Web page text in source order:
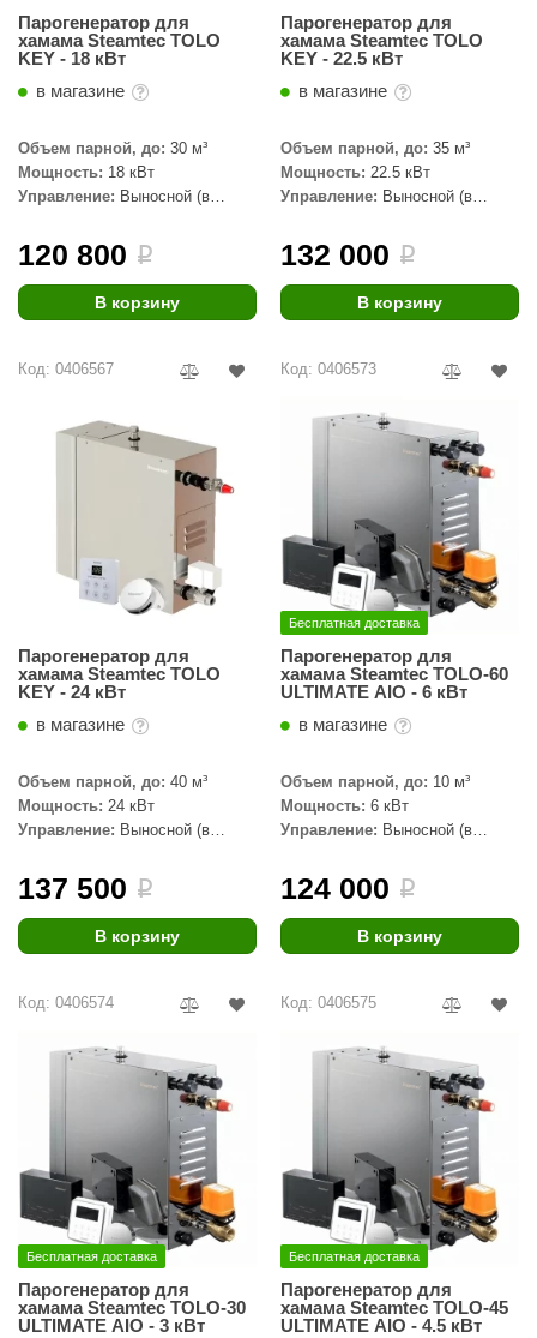
камень
ecology
Design
Snow
Парогенератор для
хамама Steamtec TOLO
KEY - 18 кВт
в магазине
Объем парной, до: 30 м³
Мощность: 18 кВт
Управление: Выносной (в
120 800 i
В корзину
Парогенератор для
хамама Steamtec TOLO
KEY - 22.5 кВт
в магазине
Объем парной, до: 35 м³
Мощность: 22.5 кВт
Управление: Выносной (в
132 000 i
В корзину
Код: 0406567
Парогенератор для
хамама Steamtec TOLO
KEY - 24 кВт
в магазине
Объем парной, до: 40 м³
Мощность: 24 кВт
Управление: Выносной (в
137 500 i
В корзину
Код: 0406573
Бесплатная доставка
Парогенератор для
хамама Steamtec TOLO-60
ULTIMATE AIO - 6 кВт
в магазине
Объем парной, до: 10 м³
Мощность: 6 кВт
Управление: Выносной (в
124 000 i
В корзину
Код: 0406574
Бесплатная доставка
Парогенератор для
хамама Steamtec TOLO-30
ULTIMATE AIO - 3 кВт
Код: 0406575
Бесплатная доставка
Парогенератор для
хамама Steamtec TOLO-45
ULTIMATE AIO - 4.5 кВт